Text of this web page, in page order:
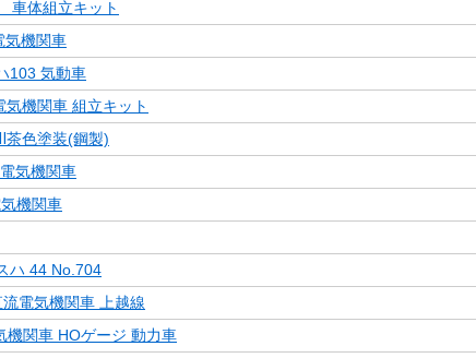
車体組立キット
気機関車
103 気動車
気機関車 組立キット
色塗装(鋼製)
気機関車
機関車
ハ 44 No.704
電気機関車 上越線
機関車 HOゲージ 動力車